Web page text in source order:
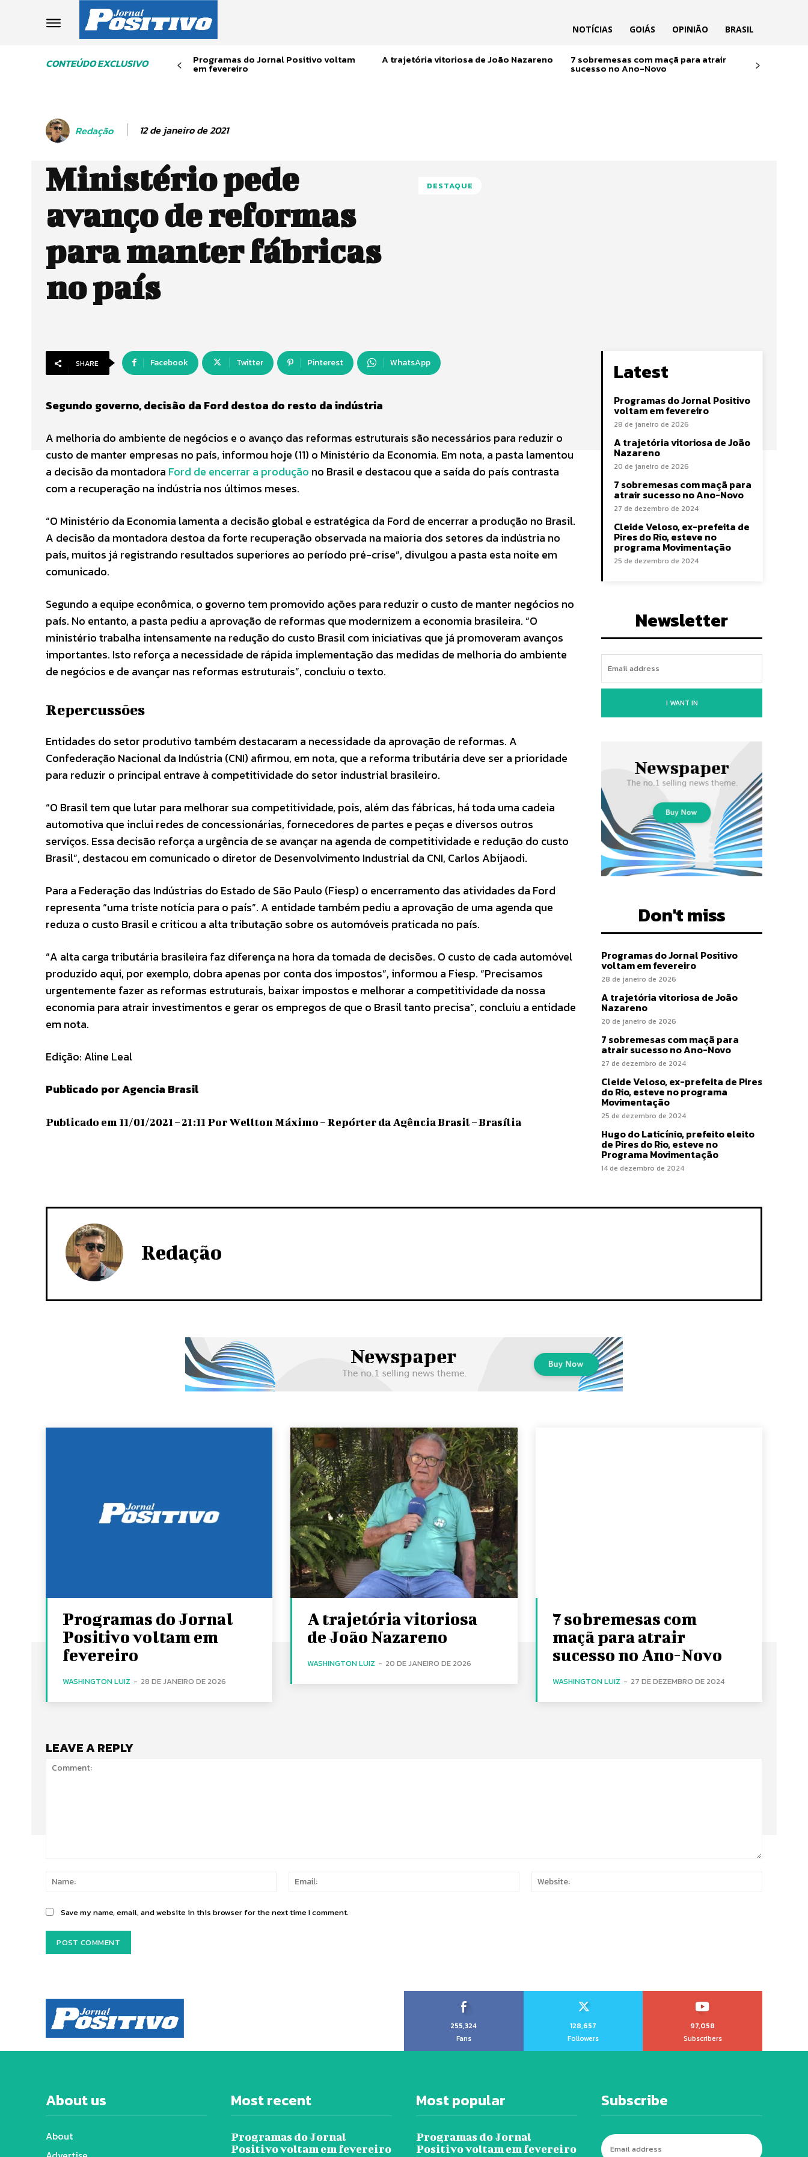
NOTÍCIAS GOIÁS OPINIÃO BRASIL
CONTEÚDO EXCLUSIVO Programas do Jornal Positivo voltam
em fevereiro
A trajetória vitoriosa de João Nazareno 7 sobremesas com maçã para atrair
sucesso no Ano-Novo
Redação 12 de janeiro de 2021
Ministério pede
avanço de reformas
para manter fábricas
no país
DESTAQUE
SHARE Facebook Twitter Pinterest WhatsApp
Segundo governo, decisão da Ford destoa do resto da indústria
A melhoria do ambiente de negócios e o avanço das reformas estruturais são necessários para reduzir o
custo de manter empresas no país, informou hoje (11) o Ministério da Economia. Em nota, a pasta lamentou
a decisão da montadora Ford de encerrar a produção no Brasil e destacou que a saída do país contrasta
com a recuperação na indústria nos últimos meses.
“O Ministério da Economia lamenta a decisão global e estratégica da Ford de encerrar a produção no Brasil.
A decisão da montadora destoa da forte recuperação observada na maioria dos setores da indústria no
país, muitos já registrando resultados superiores ao período pré-crise”, divulgou a pasta esta noite em
comunicado.
Segundo a equipe econômica, o governo tem promovido ações para reduzir o custo de manter negócios no
país. No entanto, a pasta pediu a aprovação de reformas que modernizem a economia brasileira. “O
ministério trabalha intensamente na redução do custo Brasil com iniciativas que já promoveram avanços
importantes. Isto reforça a necessidade de rápida implementação das medidas de melhoria do ambiente
de negócios e de avançar nas reformas estruturais”, concluiu o texto.
Repercussões
Entidades do setor produtivo também destacaram a necessidade da aprovação de reformas. A
Confederação Nacional da Indústria (CNI) afirmou, em nota, que a reforma tributária deve ser a prioridade
para reduzir o principal entrave à competitividade do setor industrial brasileiro.
“O Brasil tem que lutar para melhorar sua competitividade, pois, além das fábricas, há toda uma cadeia
automotiva que inclui redes de concessionárias, fornecedores de partes e peças e diversos outros
serviços. Essa decisão reforça a urgência de se avançar na agenda de competitividade e redução do custo
Brasil”, destacou em comunicado o diretor de Desenvolvimento Industrial da CNI, Carlos Abijaodi.
Para a Federação das Indústrias do Estado de São Paulo (Fiesp) o encerramento das atividades da Ford
representa “uma triste notícia para o país”. A entidade também pediu a aprovação de uma agenda que
reduza o custo Brasil e criticou a alta tributação sobre os automóveis praticada no país.
“A alta carga tributária brasileira faz diferença na hora da tomada de decisões. O custo de cada automóvel
produzido aqui, por exemplo, dobra apenas por conta dos impostos”, informou a Fiesp. “Precisamos
urgentemente fazer as reformas estruturais, baixar impostos e melhorar a competitividade da nossa
economia para atrair investimentos e gerar os empregos de que o Brasil tanto precisa”, concluiu a entidade
em nota.
Edição: Aline Leal
Publicado por Agencia Brasil
Publicado em 11/01/2021 – 21:11 Por Wellton Máximo – Repórter da Agência Brasil – Brasília
Latest
Programas do Jornal Positivo
voltam em fevereiro
28 de janeiro de 2026
A trajetória vitoriosa de João
Nazareno
20 de janeiro de 2026
7 sobremesas com maçã para
atrair sucesso no Ano-Novo
27 de dezembro de 2024
Cleide Veloso, ex-prefeita de
Pires do Rio, esteve no
programa Movimentação
25 de dezembro de 2024
Newsletter
I WANT IN
Don't miss
Programas do Jornal Positivo
voltam em fevereiro
28 de janeiro de 2026
A trajetória vitoriosa de João
Nazareno
20 de janeiro de 2026
7 sobremesas com maçã para
atrair sucesso no Ano-Novo
27 de dezembro de 2024
Cleide Veloso, ex-prefeita de Pires
do Rio, esteve no programa
Movimentação
25 de dezembro de 2024
Hugo do Laticínio, prefeito eleito
de Pires do Rio, esteve no
Programa Movimentação
14 de dezembro de 2024
Redação
Programas do Jornal
Positivo voltam em
fevereiro
WASHINGTON LUIZ - 28 DE JANEIRO DE 2026
A trajetória vitoriosa
de João Nazareno
WASHINGTON LUIZ - 20 DE JANEIRO DE 2026
7 sobremesas com
maçã para atrair
sucesso no Ano-Novo
WASHINGTON LUIZ - 27 DE DEZEMBRO DE 2024
LEAVE A REPLY
Name:
Email:
Save my name, email, and website in this browser for the next time I comment.
255,324
Fans
128,657
Followers
97,058
Subscribers
About us
About
Most recent
Programas do Jornal
Positivo voltam em fevereiro
Most popular
Programas do Jornal
Positivo voltam em fevereiro
Subscribe